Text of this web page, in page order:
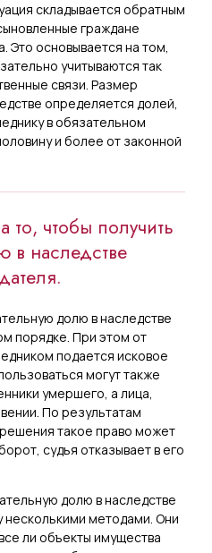
складывается обратным
граждане
Это основывается на том,
учитываются так
связи. Размер
определяется долей,
в обязательном
и более от законной
то, чтобы получить
в наследстве
долю в наследстве
порядке. При этом от
подается исковое
могут также
умершего, а лица,
По результатам
такое право может
судья отказывает в его
долю в наследстве
несколькими методами. Они
ли объекты имущества